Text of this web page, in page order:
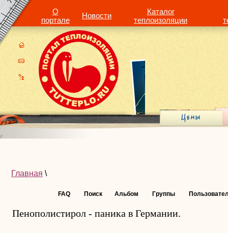
О
портале
Новости
Каталог
теплоизоляции
Главная \
FAQ Поиск Альбом Группы
Пенополистирол - паника в Германии.